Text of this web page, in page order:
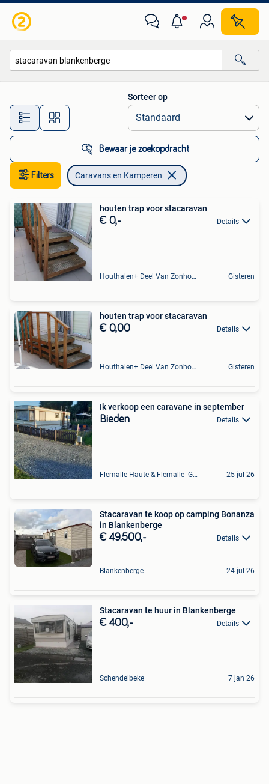
Alle afstanden…
Sorteer op
Bewaar je zoekopdracht
Filters Caravans en Kamperen
houten trap voor stacaravan
€ 0,- Details
Houthalen+ Deel Van Zonhoven En Zolder Gisteren
houten trap voor stacaravan
€ 0,00 Details
Houthalen+ Deel Van Zonhoven En Zolder Gisteren
Ik verkoop een caravane in september
Bieden Details
Flemalle-Haute & Flemalle- Grande & Partie Awirs 25 jul 26
Stacaravan te koop op camping Bonanza
in Blankenberge
€ 49.500,- Details
Blankenberge 24 jul 26
Stacaravan te huur in Blankenberge
€ 400,- Details
Schendelbeke 7 jan 26